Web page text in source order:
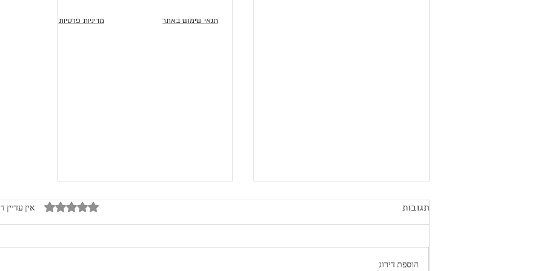
תגובות דירוג של 0 מתוך 5 כוכבים אין עדיין
הוספת דירוג
מדיניות פרטיות תנאי שימוש באתר